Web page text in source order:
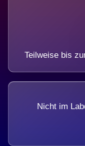
Teilweise bis
Nicht im